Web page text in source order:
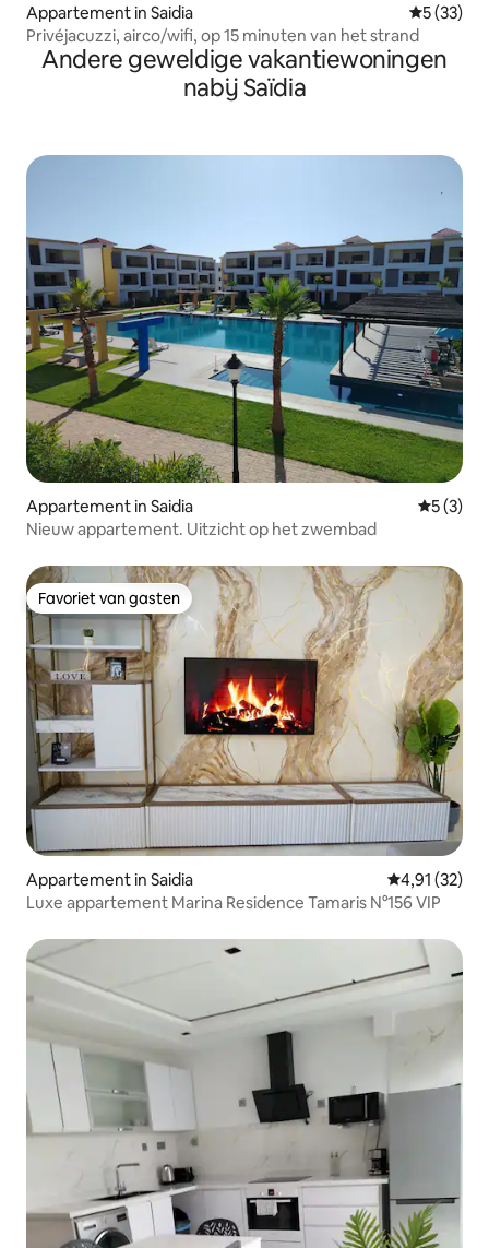
Appartement in Saidia
5 (33)
Privéjacuzzi, airco/wifi, op 15 minuten van het strand
Andere geweldige vakantiewoningen
nabij Saïdia
Appartement in Saidia
5 (3)
Nieuw appartement. Uitzicht op het zwembad
Favoriet van gasten
Favoriet van gasten
Appartement in Saidia Gemiddelde
4,91 (32)
Luxe appartement Marina Residence Tamaris N°156 VIP